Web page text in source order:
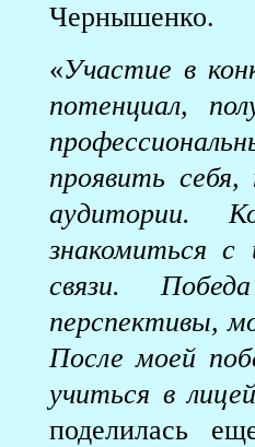
Чернышенко.
«Участие в
потенциал,
проявить
аудитории.
знакомиться с
связи.
перспективы,
После моей
учиться в
поделилась